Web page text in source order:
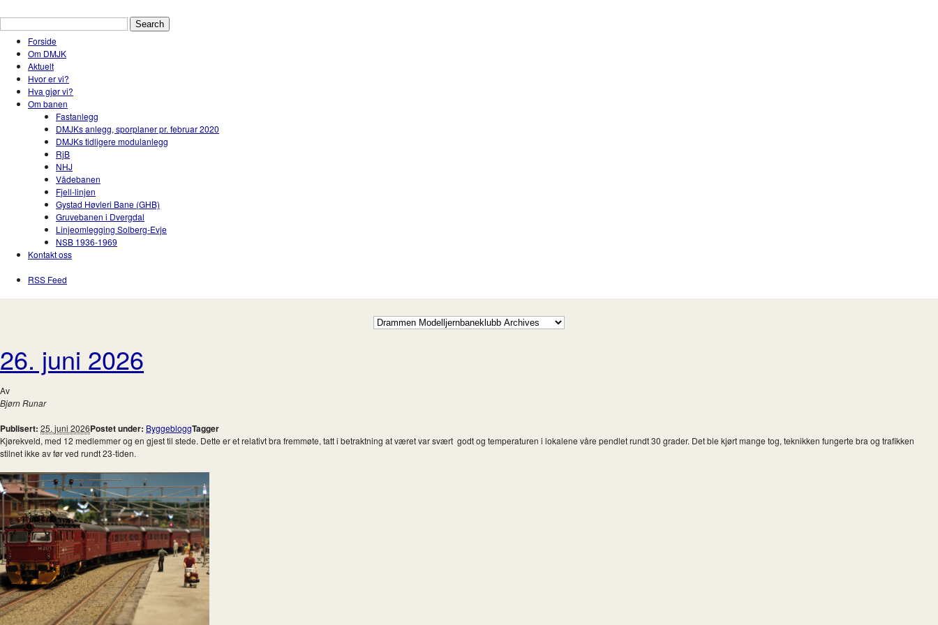
Forside
Om DMJK
Aktuelt
Hvor er vi?
Hva gjør vi?
Om banen
Fastanlegg
DMJKs anlegg, sporplaner pr. februar 2020
DMJKs tidligere modulanlegg
RjB
NHJ
Vådebanen
Fjell-linjen
Gystad Høvleri Bane (GHB)
Gruvebanen i Dvergdal
Linjeomlegging Solberg-Evje
NSB 1936-1969
Kontakt oss
RSS Feed
26. juni 2026
Av
Bjørn Runar
Publisert: 25. juni 2026Postet under: ByggebloggTagger
Kjørekveld, med 12 medlemmer og en gjest til stede. Dette er et relativt bra fremmøte, tatt i betraktning at været var svært godt og temperaturen i lokalene våre pendlet rundt 30 grader. Det ble kjørt mange tog, teknikken fungerte bra og trafikken
stilnet ikke av før ved rundt 23-tiden.